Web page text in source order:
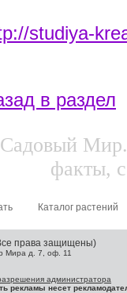
studiya-
в раздел
Садовый Мир.
факты,
Каталог растений
права защищены)
Мира д. 7, оф. 11
администратора
рекламы несет